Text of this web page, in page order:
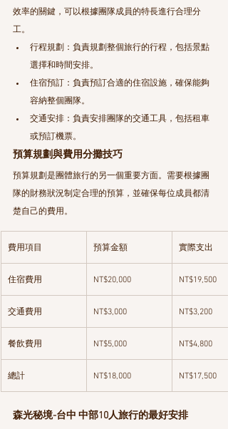
效率的關鍵，可以根據團隊成員的特長進行合理分
工。
行程規劃：負責規劃整個旅行的行程，包括景點
選擇和時間安排。
住宿預訂：負責預訂合適的住宿設施，確保能夠
容納整個團隊。
交通安排：負責安排團隊的交通工具，包括租車
或預訂機票。
預算規劃與費用分攤技巧
預算規劃是團體旅行的另一個重要方面。需要根據團
隊的財務狀況制定合理的預算，並確保每位成員都清
楚自己的費用。
費用項目 預算金額 實際支出
住宿費用 NT$20,000 NT$19,500
交通費用 NT$3,000 NT$3,200
餐飲費用 NT$5,000 NT$4,800
總計 NT$18,000 NT$17,500
森光秘境-台中 中部10人旅行的最好安排